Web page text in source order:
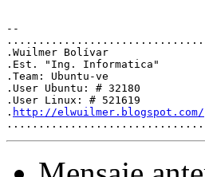
--
.Wuilmer Bolívar
.Est. "Ing. Informatica"
.Team: Ubuntu-ve
.User Ubuntu: # 32180
.User Linux: # 521619
. http://elwuilmer.blogspot.com/